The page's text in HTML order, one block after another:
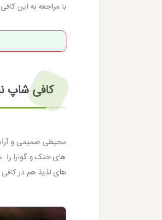
با مراجعه به این
کافی شاپ
محیطی صمیمی و
های خنک و گوارا
های لذیذ هم در